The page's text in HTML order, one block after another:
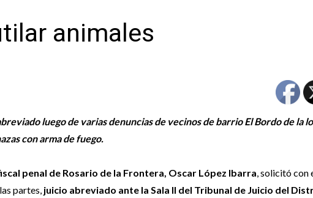
animales
luego de varias denuncias de vecinos de barrio El Bordo de la
con arma de fuego.
penal de Rosario de la Frontera, Oscar López Ibarra , solicitó con
partes, juicio abreviado ante la Sala II del Tribunal de Juicio del